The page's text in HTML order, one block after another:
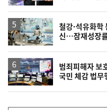
철강·석유화학
신…잠재성장
범죄피해자 보
국민 체감 법무